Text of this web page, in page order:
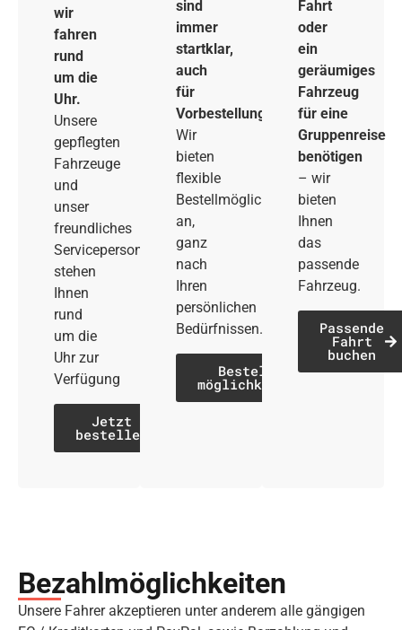
wir
fahren
rund
um die
Uhr.
Unsere
gepflegten
Fahrzeuge
und
unser
freundliches
Servicepersonal
stehen
Ihnen
rund
um die
Uhr zur
Verfügung
Jetzt
bestellen
sind
immer
startklar,
auch
für
Vorbestellungen.
Wir
bieten
flexible
Bestellmöglichkeiten
an,
ganz
nach
Ihren
persönlichen
Bedürfnissen.
Bestell­
möglichkeiten
Fahrt
oder
ein
geräumiges
Fahrzeug
für eine
Gruppenreise
benötigen
– wir
bieten
Ihnen
das
passende
Fahrzeug.
Passende
Fahrt
buchen
Bezahl­möglich­keiten
Unsere Fahrer akzeptieren unter anderem alle gängigen